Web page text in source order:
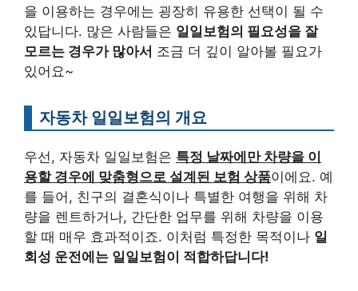
을 이용하는 경우에는 굉장히 유용한 선택이 될 수
있답니다. 많은 사람들은 일일보험의 필요성을 잘
모르는 경우가 많아서 조금 더 깊이 알아볼 필요가
있어요~
자동차 일일보험의 개요
우선, 자동차 일일보험은 특정 날짜에만 차량을 이
용할 경우에 맞춤형으로 설계된 보험 상품이에요. 예
를 들어, 친구의 결혼식이나 특별한 여행을 위해 차
량을 렌트하거나, 간단한 업무를 위해 차량을 이용
할 때 매우 효과적이죠. 이처럼 특정한 목적이나 일
회성 운전에는 일일보험이 적합하답니다!